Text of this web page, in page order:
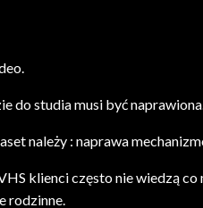
do studia musi być
należy : naprawa
klienci często nie wiedzą
rodzinne.